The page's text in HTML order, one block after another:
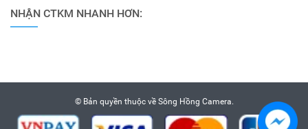
NHẬN CTKM NHANH HƠN:
© Bản quyền thuộc về Sông Hồng Camera.